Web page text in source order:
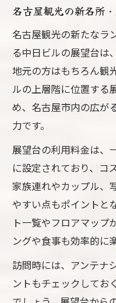
話題の中日ビル
名古屋観光
テナント一
名古屋観光
話題の名古
方法
フロアマップを
名古屋観光
活用術
フロアマッ
迷わない名古
名古屋観光
ニック
名古屋観光の新名所
名古屋観光の新たなラ
る中日ビルの展望台は
地元の方はもちろん観
ルの上層階に位置する
め、名古屋市内の広が
力です。
展望台の利用料金は、
に設定されており、コ
家族連れやカップル、
やすい点もポイントと
ト一覧やフロアマップ
ングや食事も効率的に
訪問時には、アンテナ
ントもチェックしてお